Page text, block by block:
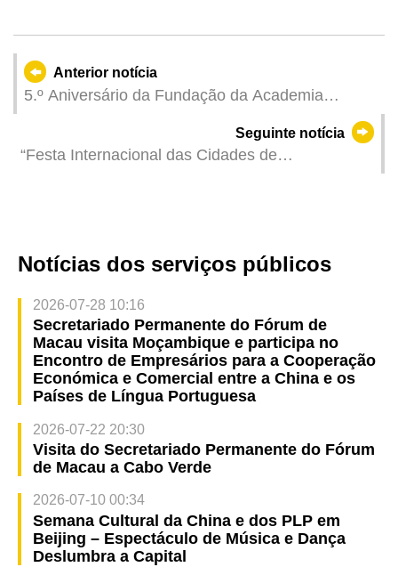
Anterior notícia
5.º Aniversário da Fundação da Academia
Distinguidos e Atribuição de Certificado aos
Membros da Academia Médica de Macau
Seguinte notícia
“Festa Internacional das Cidades de
Notícias dos serviços públicos
2026-07-28 10:16
Secretariado Permanente do Fórum de
Macau visita Moçambique e participa no
Encontro de Empresários para a Cooperação
Económica e Comercial entre a China e os
Países de Língua Portuguesa
2026-07-22 20:30
Visita do Secretariado Permanente do Fórum
de Macau a Cabo Verde
2026-07-10 00:34
Semana Cultural da China e dos PLP em
Beijing – Espectáculo de Música e Dança
Deslumbra a Capital